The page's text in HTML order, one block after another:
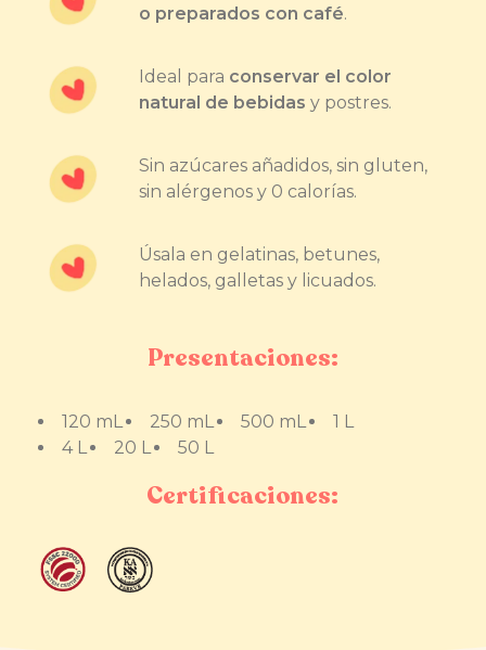
o preparados con café.
Ideal para conservar el color
natural de bebidas y postres.
Sin azúcares añadidos, sin gluten,
sin alérgenos y 0 calorías.
Úsala en gelatinas, betunes,
helados, galletas y licuados.
Presentaciones:
120 mL 250 mL 500 mL
1 L
4 L
20 L 50 L
Certificaciones: